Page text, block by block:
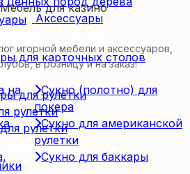
Аксессуары
столов
для карточных столов
для рулетки
рулетки
рулетки
аксессуары
Мебель для казино
игорной мебели и аксессуаров,
в розницу и на заказ!
на
Сукно (полотно) для
покера
Сукно для американской
рулетки
Сукно для баккары